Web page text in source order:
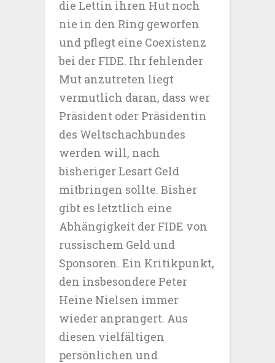
die Lettin ihren Hut noch
nie in den Ring geworfen
und pflegt eine Coexistenz
bei der FIDE. Ihr fehlender
Mut anzutreten liegt
vermutlich daran, dass wer
Präsident oder Präsidentin
des Weltschachbundes
werden will, nach
bisheriger Lesart Geld
mitbringen sollte. Bisher
gibt es letztlich eine
Abhängigkeit der FIDE von
russischem Geld und
Sponsoren. Ein Kritikpunkt,
den insbesondere Peter
Heine Nielsen immer
wieder anprangert. Aus
diesen vielfältigen
persönlichen und